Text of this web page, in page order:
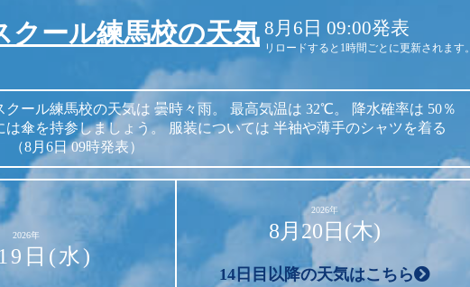
クール練馬校の天気 8月6日 09:00発表
リロードすると1時間ごとに更新されます。
クール練馬校の天気は 曇時々雨。 最高気温は 32℃。 降水確率は 50％
は傘を持参しましょう。 服装については 半袖や薄手のシャツを着る
（8月6日 09時発表）
2026年
日(水)
2026年
8月20日(木)
14日目以降の天気はこちら